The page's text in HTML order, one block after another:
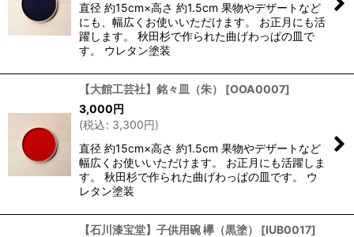
絞り込む
直径 約15cm×高さ 約1.5cm 果物やデザートなど
にも、幅広くお使いいただけます。 お正月にも活
躍します。 秋田杉で作られた曲げわっぱの皿で
す。 ウレタン塗装
【大館工芸社】銘々皿（朱） [OOA0007]
3,000円
(税込: 3,300円)
直径 約15cm×高さ 約1.5cm 果物やデザートなど
幅広くお使いいただけます。 お正月にも活躍しま
す。 秋田杉で作られた曲げわっぱの皿です。 ウ
レタン塗装
【石川漆宝堂】子供用碗 欅（黒塗） [IUB0017]